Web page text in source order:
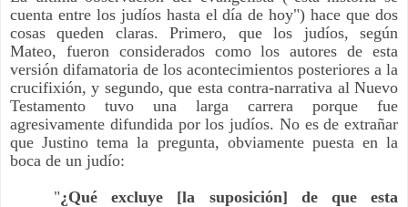
cuenta entre los judíos hasta el día de hoy") hace que dos
cosas queden claras. Primero, que los judíos, según
Mateo, fueron considerados como los autores de esta
versión difamatoria de los acontecimientos posteriores a la
crucifixión, y segundo, que esta contra-narrativa al Nuevo
Testamento tuvo una larga carrera porque fue
agresivamente difundida por los judíos. No es de extrañar
que Justino tema la pregunta, obviamente puesta en la
boca de un judío:
"¿Qué excluye [la suposición] de que esta